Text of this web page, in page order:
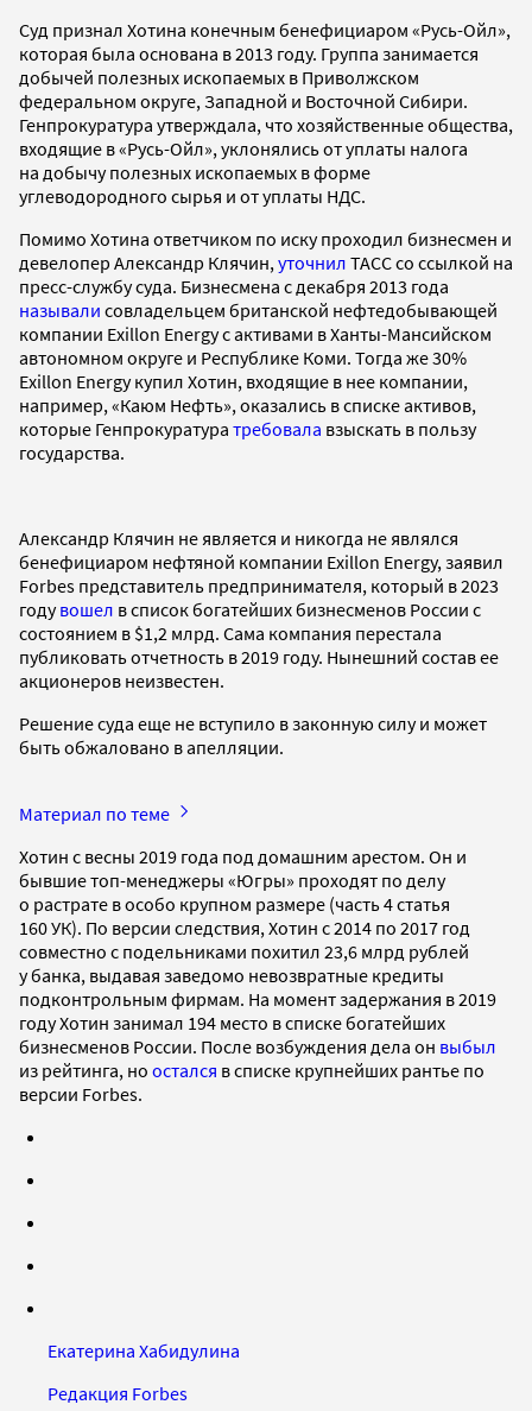
Суд признал Хотина конечным бенефициаром «Русь-Ойл»,
которая была основана в 2013 году. Группа занимается
добычей полезных ископаемых в Приволжском
федеральном округе, Западной и Восточной Сибири.
Генпрокуратура утверждала, что хозяйственные общества,
входящие в «Русь-Ойл», уклонялись от уплаты налога
на добычу полезных ископаемых в форме
углеводородного сырья и от уплаты НДС.
Помимо Хотина ответчиком по иску проходил бизнесмен и
девелопер Александр Клячин, уточнил ТАСС со ссылкой на
пресс-службу суда. Бизнесмена с декабря 2013 года
называли совладельцем британской нефтедобывающей
компании Exillon Energy с активами в Ханты-Мансийском
автономном округе и Республике Коми. Тогда же 30%
Exillon Energy купил Хотин, входящие в нее компании,
например, «Каюм Нефть», оказались в списке активов,
которые Генпрокуратура требовала взыскать в пользу
государства.
Александр Клячин не является и никогда не являлся
бенефициаром нефтяной компании Exillon Energy, заявил
Forbes представитель предпринимателя, который в 2023
годувошел в список богатейших бизнесменов России с
состоянием в $1,2 млрд. Сама компания перестала
публиковать отчетность в 2019 году. Нынешний состав ее
акционеров неизвестен.
Решение суда еще не вступило в законную силу и может
быть обжаловано в апелляции.
Материал по теме
Хотин с весны 2019 года под домашним арестом. Он и
бывшие топ-менеджеры «Югры» проходят по делу
о растрате в особо крупном размере (часть 4 статья
160 УК). По версии следствия, Хотин с 2014 по 2017 год
совместно с подельниками похитил 23,6 млрд рублей
у банка, выдавая заведомо невозвратные кредиты
подконтрольным фирмам. На момент задержания в 2019
году Хотин занимал 194 место в списке богатейших
бизнесменов России. После возбуждения дела он выбыл
из рейтинга, но остался в списке крупнейших рантье по
версии Forbes.
Екатерина Хабидулина
Редакция Forbes